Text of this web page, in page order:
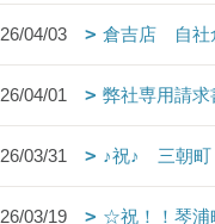
26/04/03 倉吉店 自社
26/04/01 弊社専用請
26/03/31 ♪祝♪ 三朝町
26/03/19 ☆祝！！琴